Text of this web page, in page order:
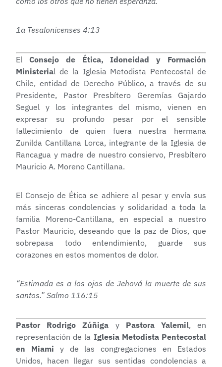
1a Tesalonicenses 4:13
El Consejo de Ética, Idoneidad y Formación
Ministerial de la Iglesia Metodista Pentecostal de
Chile, entidad de Derecho Público, a través de su
Presidente, Pastor Presbítero Geremías Gajardo
Seguel y los integrantes del mismo, vienen en
expresar su profundo pesar por el sensible
fallecimiento de quien fuera nuestra hermana
Zunilda Cantillana Lorca, integrante de la Iglesia de
Rancagua y madre de nuestro consiervo, Presbítero
Mauricio A. Moreno Cantillana.
El Consejo de Ética se adhiere al pesar y envía sus
más sinceras condolencias y solidaridad a toda la
familia Moreno-Cantillana, en especial a nuestro
Pastor Mauricio, deseando que la paz de Dios, que
sobrepasa todo entendimiento, guarde sus
corazones en estos momentos de dolor.
“Estimada es a los ojos de Jehová la muerte de sus
santos.” Salmo 116:15
Pastor Rodrigo Zúñiga y Pastora Yalemil, en
representación de la Iglesia Metodista Pentecostal
en Miami y de las congregaciones en Estados
Unidos, hacen llegar sus sentidas condolencias a